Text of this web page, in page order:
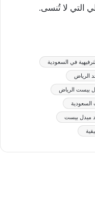
التي لا تُنسى.
في السعودية
الرياض
بيست الرياض
السعودية
ميدل بيست